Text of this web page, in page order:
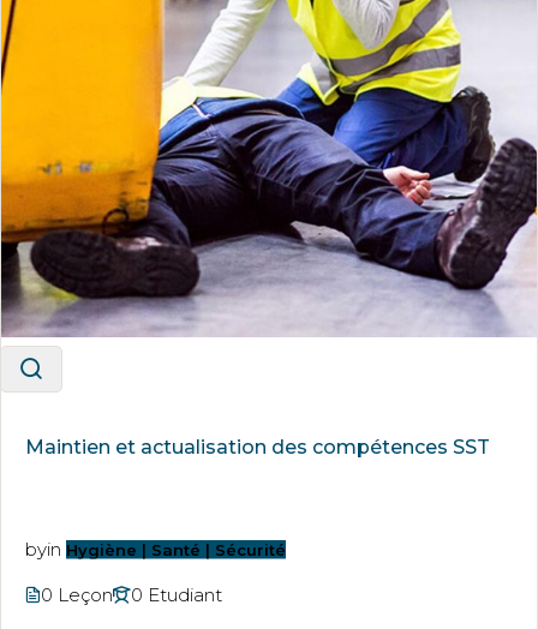
Maintien et actualisation des compétences SST
byin Hygiène | Santé | Sécurité
0 Leçon 0 Etudiant